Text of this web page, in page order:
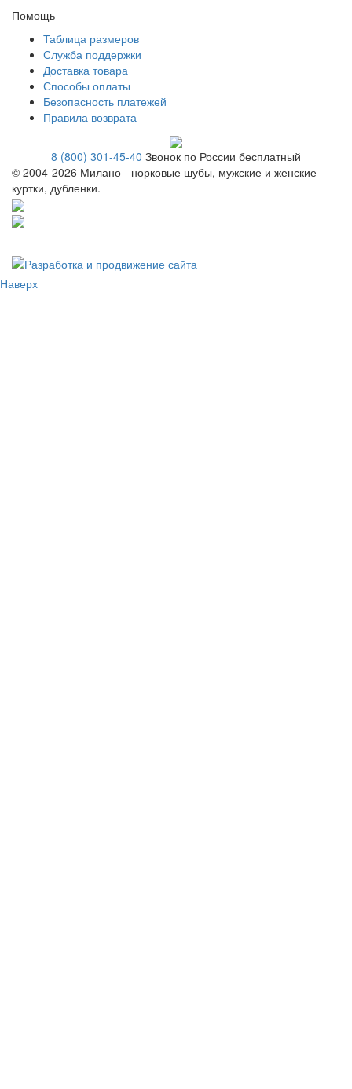
Помощь
Таблица размеров
Служба поддержки
Доставка товара
Способы оплаты
Безопасность платежей
Правила возврата
8 (800) 301-45-40 Звонок по России бесплатный
© 2004-2026 Милано - норковые шубы, мужские и женские
куртки, дубленки.
Наверх